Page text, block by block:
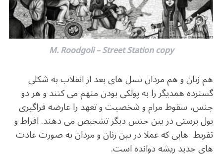
M. Roodgoli – Street Station copy
هم زنان و هم مردان نسل های بعد از انقلاب به شکلی
گسترده همدیگر را به پولکی بودن متهم می کنند و هر دو
جنس، سقوط مرام و شخصیت و تعهد را عارضه فراگیری
پول پرستی در بین جنس دیگر تشخیص می دهند. افراط و
تفریط هایی که عملا در بین زنان و مردان به صورت عادت
های جدید ریشه دوانده است.